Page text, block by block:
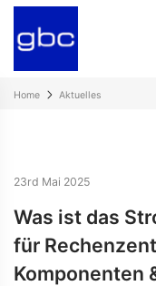
Home Aktuelles
23rd Mai 2025
Was ist das
für
Komponenten